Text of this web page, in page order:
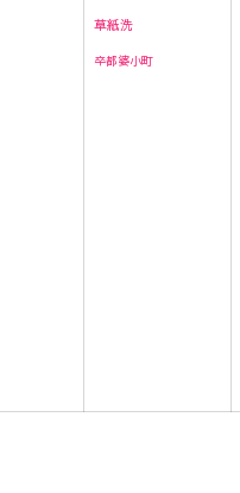
草紙洗
卒都婆小町